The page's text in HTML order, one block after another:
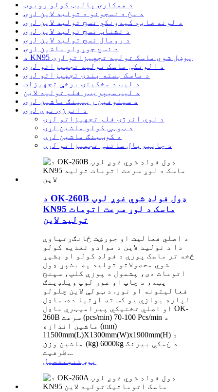
د همکارۍ پالیټ کولو روبوټ
د مخ د نسجونو د تولید لاین لړۍ
د لوند ضایع کیدونکي نسج تولید لاین لړۍ
د تشناب نسج تولید لاین لړۍ
د رومال نسج تولید لاین لړۍ
د نسج جوړولو ماشین لړۍ
د KN95 پوښل شوي ماسک تولید تجهیزاتو لړۍ
د الوتکې ماسک تولید تجهیزاتو لړۍ
د ماسک بسته بندۍ تجهیزاتو لړۍ
د لیب د مخکینۍ برخې تجهیزات
د لیب سیپریټر فلم تولید لاین
د سیلوفین ریپینګ ماشین لړۍ
د انرژۍ نوې لړۍ
د نوي انرژۍ فلم تجهیزاتو لړۍ
د ټوټې کولو ماشین لړۍ
د کوټینګ ماشین لړۍ
د چاپیریال ساتنې تجهیزاتو لړۍ
د OK-260B ډول فولډ شوي غوږ لوپ
KN95 ماسک د لوړ سرعت اتومات
تولید لاین
د اصلي فعالیت او جوړښت ځانګړتیاوې
دا د تولید لاین د موادو تغذیه کولو
څخه تر ماسک پورې د فولډ کولو او بشپړ
شوي محصولاتو تولید په بشپړ ډول
اتومات دی، پشمول د پوزې کلپ، سپنج
پټه، د چاپ او غوږ لوپ ویلډینګ
فعالیتونه او نور. د ټولې لاین چلولو
لپاره یوازې یو کس ته اړتیا ده. ماډل
او اصلي تخنیکي پیرامیټرې ماډل OK-
260B سرعت (pcs/min) 70-100 Pcs/min د
ماشین اندازه (mm)
11500mm(L)X1300mm(W)x1900mm(H) د
ماشین وزن (kg) 6000kg د ځمکې بیرنگ
ظرفیت...
پوښتنهتفصیل